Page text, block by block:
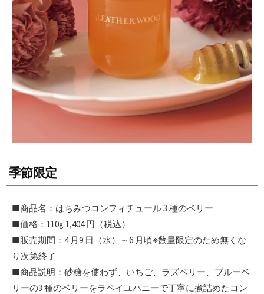
季節限定
■商品名：はちみつコンフィチュール 3 種のベリー
■価格：110g 1,404 円（税込）
■販売期間：4 月9 日（水）～6 月頃※数量限定のため無くな
り次第終了
■商品説明：砂糖を使わず、いちご、ラズベリー、ブルーベ
リーの3 種のベリーをラベイユハニーで丁寧に煮詰めたコン